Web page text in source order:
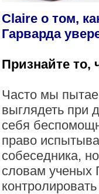
Claire о том,
Гарварда
Признайте то,
Часто мы
выглядеть при
себя
право
собеседника,
словам ученых